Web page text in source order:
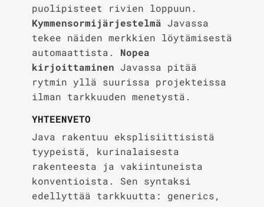
puolipisteet rivien loppuun.
Kymmensormijärjestelmä Javassa
tekee näiden merkkien löytämisestä
automaattista. Nopea
kirjoittaminen Javassa pitää
rytmin yllä suurissa projekteissa
ilman tarkkuuden menetystä.
YHTEENVETO
Java rakentuu eksplisiittisistä
tyypeistä, kurinalaisesta
rakenteesta ja vakiintuneista
konventioista. Sen syntaksi
edellyttää tarkkuutta: generics,